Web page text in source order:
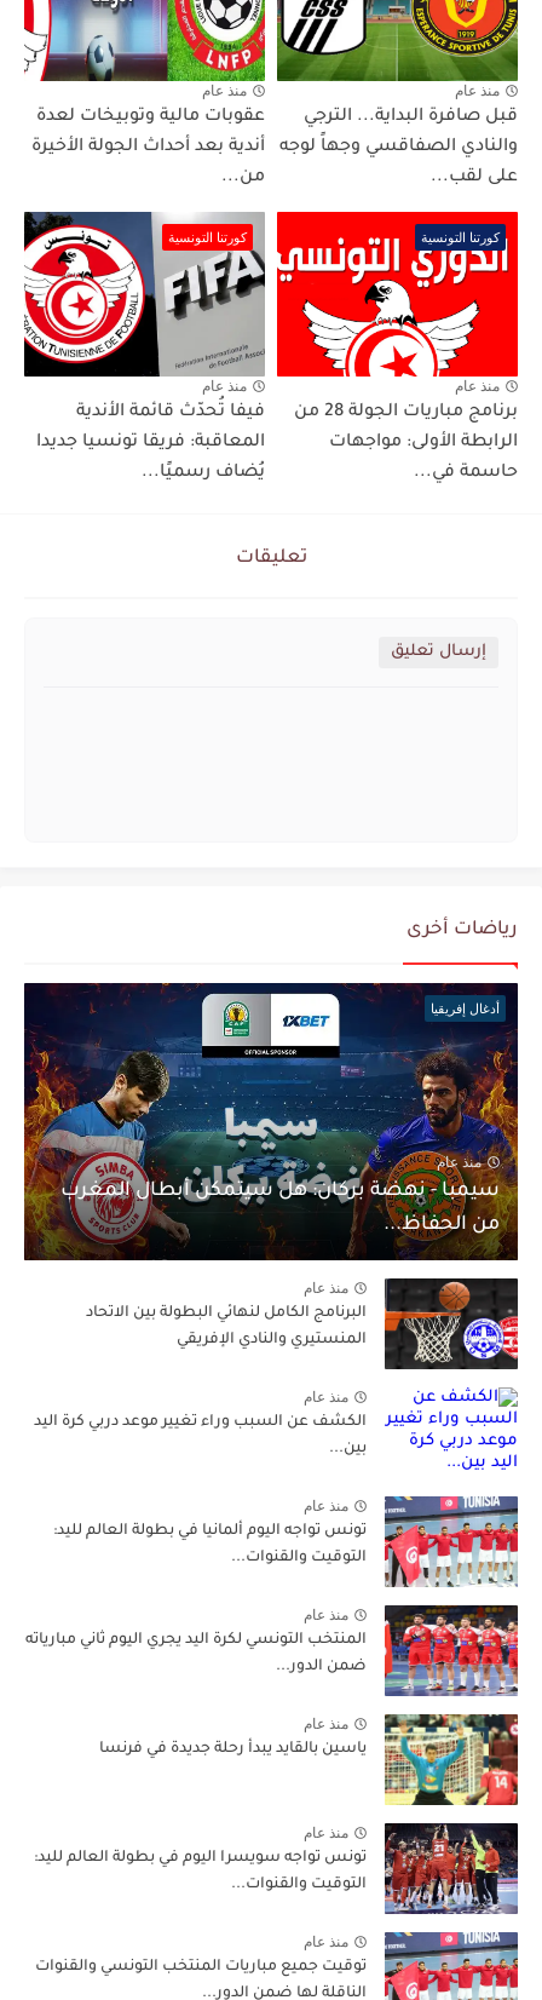
منذ عام
قبل صافرة البداية... الترجي
والنادي الصفاقسي وجهاً لوجه
على لقب...
منذ عام
عقوبات مالية وتوبيخات لعدة
أندية بعد أحداث الجولة الأخيرة
من...
كورتنا التونسية
منذ عام
برنامج مباريات الجولة 28 من
الرابطة الأولى: مواجهات
حاسمة في...
كورتنا التونسية
منذ عام
فيفا تُحدّث قائمة الأندية
المعاقبة: فريقا تونسيا جديدا
يُضاف رسميًا...
تعليقات
إرسال تعليق
رياضات أخرى
أدغال إفريقيا
منذ عام
سيمبا - نهضة بركان: هل سيتمكن أبطال المغرب
من الحفاظ...
منذ عام
البرنامج الكامل لنهائي البطولة بين الاتحاد
المنستيري والنادي الإفريقي
منذ عام
الكشف عن السبب وراء تغيير موعد دربي كرة اليد
بين...
منذ عام
تونس تواجه اليوم ألمانيا في بطولة العالم لليد:
التوقيت والقنوات...
منذ عام
المنتخب التونسي لكرة اليد يجري اليوم ثاني مبارياته
ضمن الدور...
منذ عام
ياسين بالقايد يبدأ رحلة جديدة في فرنسا
منذ عام
تونس تواجه سويسرا اليوم في بطولة العالم لليد:
التوقيت والقنوات...
منذ عام
توقيت جميع مباريات المنتخب التونسي والقنوات
الناقلة لها ضمن الدور...